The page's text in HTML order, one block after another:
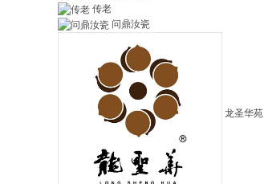
传老
问鼎汝瓷
龙圣华苑